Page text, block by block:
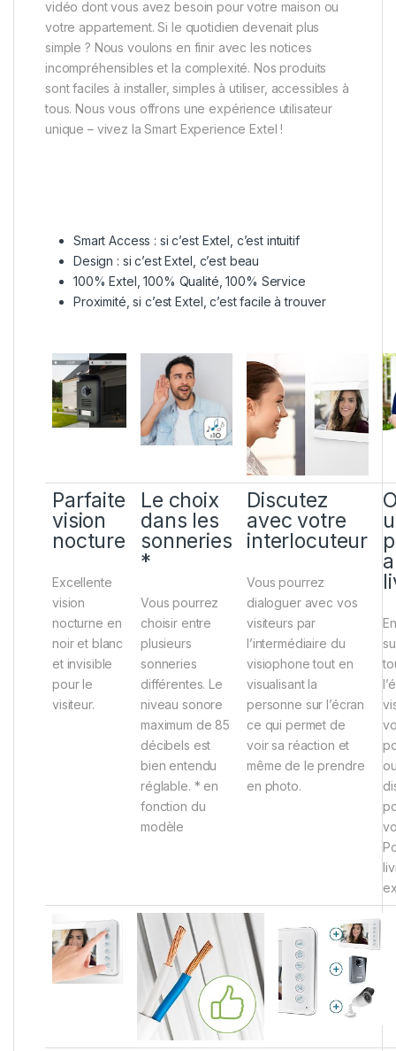
vidéo dont vous avez besoin pour votre maison ou
votre appartement. Si le quotidien devenait plus
simple ? Nous voulons en finir avec les notices
incompréhensibles et la complexité. Nos produits
sont faciles à installer, simples à utiliser, accessibles à
tous. Nous vous offrons une expérience utilisateur
unique – vivez la Smart Experience Extel !
Smart Access : si c’est Extel, c’est intuitif
Design : si c’est Extel, c’est beau
100% Extel, 100% Qualité , 100% Service
Proximité , si c’est Extel, c’est facile à trouver
Parfaite
vision
nocture
Excellente
vision
nocturne en
noir et blanc
et invisible
pour le
visiteur.
Le choix
dans les
sonneries
*
Vous pourrez
choisir entre
plusieurs
sonneries
différentes. Le
niveau sonore
maximum de 85
décibels est
bien entendu
réglable. * en
fonction du
modèle
Discutez
avec votre
interlocuteur
Vous pourrez
dialoguer avec vos
visiteurs par
l’intermédiaire du
visiophone tout en
visualisant la
personne sur l’écran
ce qui permet de
voir sa réaction et
même de le prendre
en photo.